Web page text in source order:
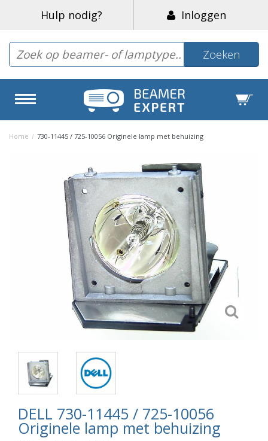
Hulp nodig? Inloggen
Zoeken
Home / 730-11445 / 725-10056 Originele lamp met behuizing
DELL 730-11445 / 725-10056
Originele lamp met behuizing